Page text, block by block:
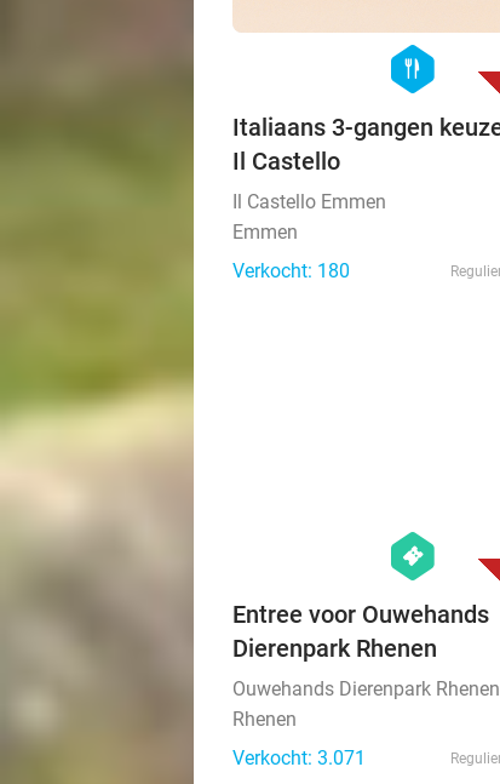
hexagon
food
Italiaans 3-gangen
Il Castello
Il Castello Emmen
Emmen
Verkocht: 180
hexagon
events
Entree voor Ouwehands
Dierenpark Rhenen
Ouwehands Dierenpark Rhenen
Rhenen
Verkocht: 3.071